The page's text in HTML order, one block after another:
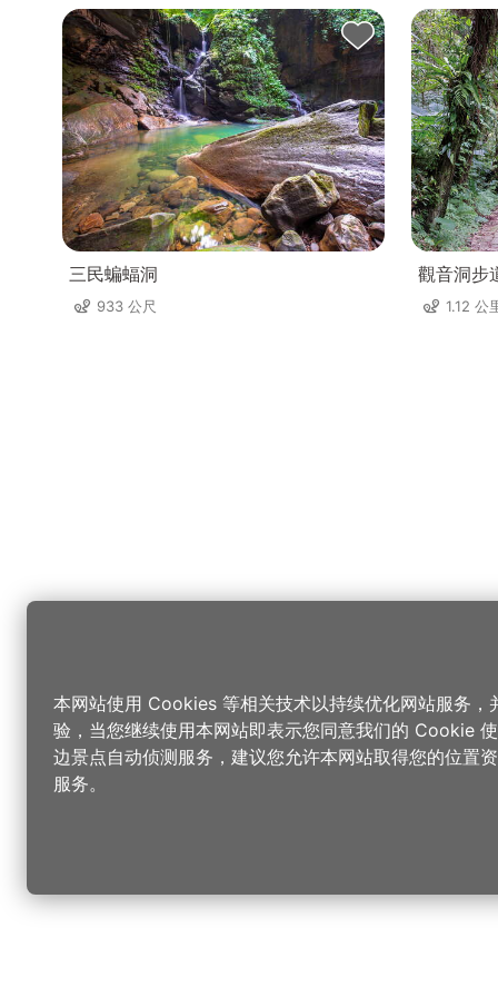
三民蝙蝠洞
933 公尺
觀音洞步
1.12 公
本网站使用 Cookies 等相关技术以持续优化网站服务，
验，当您继续使用本网站即表示您同意我们的 Cookie
边景点自动侦测服务，建议您允许本网站取得您的位置
服务。